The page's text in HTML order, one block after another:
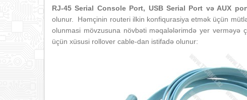
RJ-45 Serial Console Port, USB Serial Port və AUX
olunur. Həmçinin routeri ilkin konfiqurasiya etmək üçün
olunmasi mövzusuna növbəti məqalələrimdə yer verməyə
üçün xüsusi rollover cable-dan istifadə olunur: